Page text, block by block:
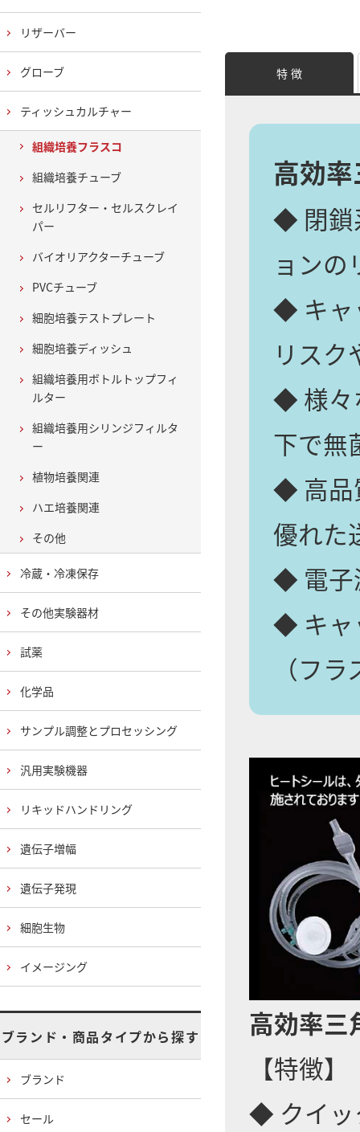
特 徴
高効
◆ 閉鎖
ョンの
◆ キャ
リスク
◆ 様々
下で無
◆ 高品
優れた
◆ 電子
◆ キャ
（フ
高効率三
【特徴】
◆ クイッ
リザーバー
グローブ
ティッシュカルチャー
組織培養フラスコ
組織培養チューブ
セルリフター・セルスクレイ
パー
バイオリアクターチューブ
PVCチューブ
細胞培養テストプレート
細胞培養ディッシュ
組織培養用ボトルトップフィ
ルター
組織培養用シリンジフィルタ
ー
植物培養関連
ハエ培養関連
その他
冷蔵・冷凍保存
その他実験器材
試薬
化学品
サンプル調整とプロセッシング
汎用実験機器
リキッドハンドリング
遺伝子増幅
遺伝子発現
細胞生物
イメージング
ブランド・商品タイプから探す
ブランド
セール